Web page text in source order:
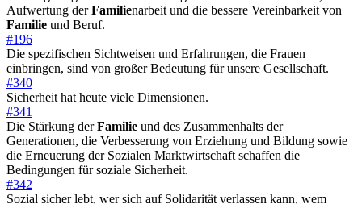
Aufwertung derFamilienarbeit und die bessere Vereinbarkeit von
Familie und Beruf.
#196
Die spezifischen Sichtweisen und Erfahrungen, die Frauen
einbringen, sind von großer Bedeutung für unsere Gesellschaft.
#340
Sicherheit hat heute viele Dimensionen.
#341
Die Stärkung derFamilie und des Zusammenhalts der
Generationen, die Verbesserung von Erziehung und Bildung sowie
die Erneuerung der Sozialen Marktwirtschaft schaffen die
Bedingungen für soziale Sicherheit.
#342
Sozial sicher lebt, wer sich auf Solidarität verlassen kann, wem